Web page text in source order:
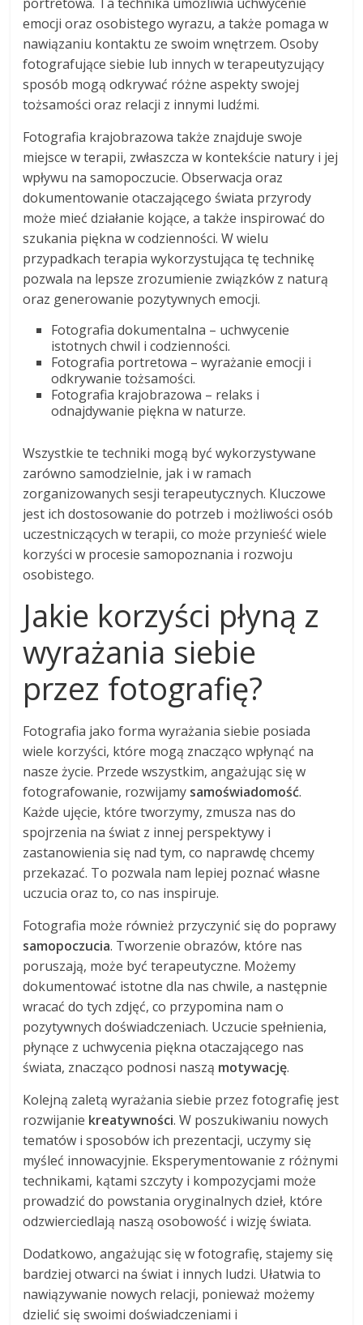
emocji oraz osobistego wyrazu, a także pomaga w
nawiązaniu kontaktu ze swoim wnętrzem. Osoby
fotografujące siebie lub innych w terapeutyzujący
sposób mogą odkrywać różne aspekty swojej
tożsamości oraz relacji z innymi ludźmi.
Fotografia krajobrazowa także znajduje swoje
miejsce w terapii, zwłaszcza w kontekście natury i jej
wpływu na samopoczucie. Obserwacja oraz
dokumentowanie otaczającego świata przyrody
może mieć działanie kojące, a także inspirować do
szukania piękna w codzienności. W wielu
przypadkach terapia wykorzystująca tę technikę
pozwala na lepsze zrozumienie związków z naturą
oraz generowanie pozytywnych emocji.
Fotografia dokumentalna – uchwycenie
istotnych chwil i codzienności.
Fotografia portretowa – wyrażanie emocji i
odkrywanie tożsamości.
Fotografia krajobrazowa – relaks i
odnajdywanie piękna w naturze.
Wszystkie te techniki mogą być wykorzystywane
zarówno samodzielnie, jak i w ramach
zorganizowanych sesji terapeutycznych. Kluczowe
jest ich dostosowanie do potrzeb i możliwości osób
uczestniczących w terapii, co może przynieść wiele
korzyści w procesie samopoznania i rozwoju
osobistego.
Jakie korzyści płyną z
wyrażania siebie
przez fotografię?
Fotografia jako forma wyrażania siebie posiada
wiele korzyści, które mogą znacząco wpłynąć na
nasze życie. Przede wszystkim, angażując się w
fotografowanie, rozwijamy samoświadomość.
Każde ujęcie, które tworzymy, zmusza nas do
spojrzenia na świat z innej perspektywy i
zastanowienia się nad tym, co naprawdę chcemy
przekazać. To pozwala nam lepiej poznać własne
uczucia oraz to, co nas inspiruje.
Fotografia może również przyczynić się do poprawy
samopoczucia. Tworzenie obrazów, które nas
poruszają, może być terapeutyczne. Możemy
dokumentować istotne dla nas chwile, a następnie
wracać do tych zdjęć, co przypomina nam o
pozytywnych doświadczeniach. Uczucie spełnienia,
płynące z uchwycenia piękna otaczającego nas
świata, znacząco podnosi naszą motywację.
Kolejną zaletą wyrażania siebie przez fotografię jest
rozwijanie kreatywności. W poszukiwaniu nowych
tematów i sposobów ich prezentacji, uczymy się
myśleć innowacyjnie. Eksperymentowanie z różnymi
technikami, kątami szczyty i kompozycjami może
prowadzić do powstania oryginalnych dzieł, które
odzwierciedlają naszą osobowość i wizję świata.
Dodatkowo, angażując się w fotografię, stajemy się
bardziej otwarci na świat i innych ludzi. Ułatwia to
nawiązywanie nowych relacji, ponieważ możemy
dzielić się swoimi doświadczeniami i